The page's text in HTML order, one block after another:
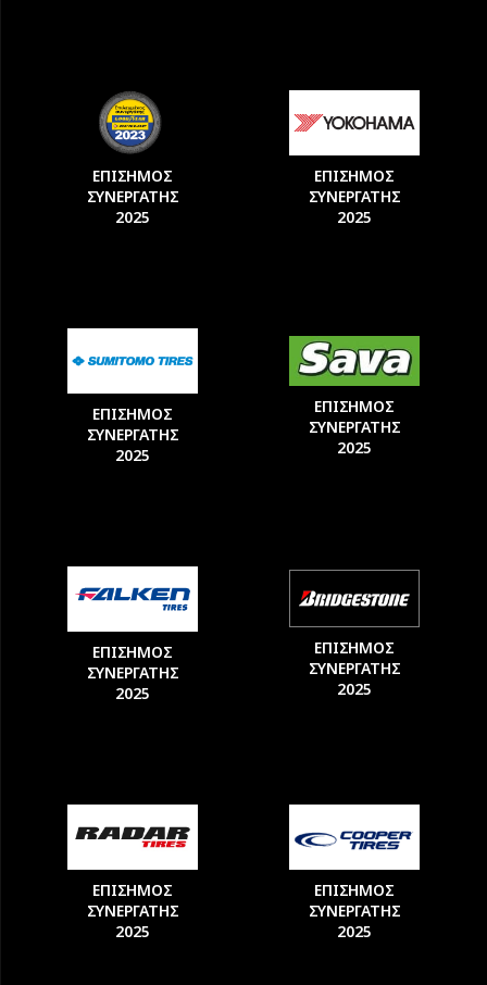
ΕΠΙΣΗΜΟΣ
ΣΥΝΕΡΓΑΤΗΣ
2025
ΕΠΙΣΗΜΟΣ
ΣΥΝΕΡΓΑΤΗΣ
2025
ΕΠΙΣΗΜΟΣ
ΣΥΝΕΡΓΑΤΗΣ
2025
ΕΠΙΣΗΜΟΣ
ΣΥΝΕΡΓΑΤΗΣ
2025
ΕΠΙΣΗΜΟΣ
ΣΥΝΕΡΓΑΤΗΣ
2025
ΕΠΙΣΗΜΟΣ
ΣΥΝΕΡΓΑΤΗΣ
2025
ΕΠΙΣΗΜΟΣ
ΣΥΝΕΡΓΑΤΗΣ
2025
ΕΠΙΣΗΜΟΣ
ΣΥΝΕΡΓΑΤΗΣ
2025